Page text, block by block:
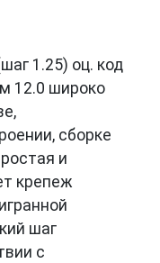
1.25) оц. код
12.0 широко
сборке
и
крепеж
шаг
с